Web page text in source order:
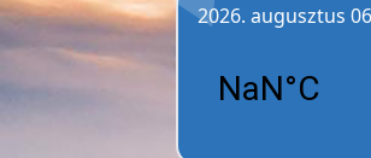
2026. augusztus 06